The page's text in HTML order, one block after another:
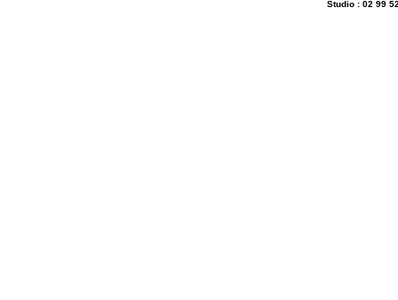
Studio : 02 99